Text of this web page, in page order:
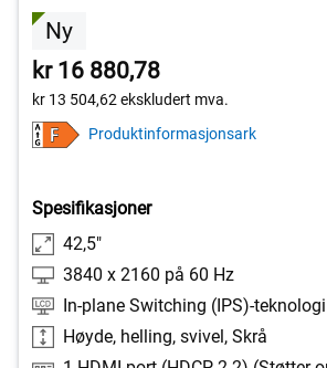
Ny
kr 16 880,78
kr 13 504,62 ekskludert mva.
Produktinformasjonsark
Spesifikasjoner
42,5"
3840 x 2160 på 60 Hz
In-plane Switching (IPS)-teknologi
Høyde, helling, svivel, Skrå